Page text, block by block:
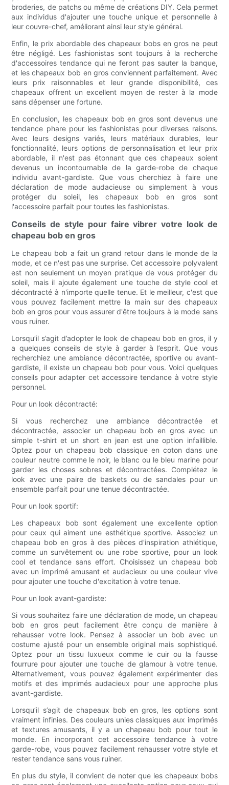
broderies, de patchs ou même de créations DIY. Cela permet
aux individus d'ajouter une touche unique et personnelle à
leur couvre-chef, améliorant ainsi leur style général.
Enfin, le prix abordable des chapeaux bobs en gros ne peut
être négligé. Les fashionistas sont toujours à la recherche
d'accessoires tendance qui ne feront pas sauter la banque,
et les chapeaux bob en gros conviennent parfaitement. Avec
leurs prix raisonnables et leur grande disponibilité, ces
chapeaux offrent un excellent moyen de rester à la mode
sans dépenser une fortune.
En conclusion, les chapeaux bob en gros sont devenus une
tendance phare pour les fashionistas pour diverses raisons.
Avec leurs designs variés, leurs matériaux durables, leur
fonctionnalité, leurs options de personnalisation et leur prix
abordable, il n'est pas étonnant que ces chapeaux soient
devenus un incontournable de la garde-robe de chaque
individu avant-gardiste. Que vous cherchiez à faire une
déclaration de mode audacieuse ou simplement à vous
protéger du soleil, les chapeaux bob en gros sont
l'accessoire parfait pour toutes les fashionistas.
Conseils de style pour faire vibrer votre look de
chapeau bob en gros
Le chapeau bob a fait un grand retour dans le monde de la
mode, et ce n'est pas une surprise. Cet accessoire polyvalent
est non seulement un moyen pratique de vous protéger du
soleil, mais il ajoute également une touche de style cool et
décontracté à n'importe quelle tenue. Et le meilleur, c'est que
vous pouvez facilement mettre la main sur des chapeaux
bob en gros pour vous assurer d'être toujours à la mode sans
vous ruiner.
Lorsqu’il s’agit d’adopter le look de chapeau bob en gros, il y
a quelques conseils de style à garder à l’esprit. Que vous
recherchiez une ambiance décontractée, sportive ou avant-
gardiste, il existe un chapeau bob pour vous. Voici quelques
conseils pour adapter cet accessoire tendance à votre style
personnel.
Pour un look décontracté:
Si vous recherchez une ambiance décontractée et
décontractée, associer un chapeau bob en gros avec un
simple t-shirt et un short en jean est une option infaillible.
Optez pour un chapeau bob classique en coton dans une
couleur neutre comme le noir, le blanc ou le bleu marine pour
garder les choses sobres et décontractées. Complétez le
look avec une paire de baskets ou de sandales pour un
ensemble parfait pour une tenue décontractée.
Pour un look sportif:
Les chapeaux bob sont également une excellente option
pour ceux qui aiment une esthétique sportive. Associez un
chapeau bob en gros à des pièces d'inspiration athlétique,
comme un survêtement ou une robe sportive, pour un look
cool et tendance sans effort. Choisissez un chapeau bob
avec un imprimé amusant et audacieux ou une couleur vive
pour ajouter une touche d'excitation à votre tenue.
Pour un look avant-gardiste:
Si vous souhaitez faire une déclaration de mode, un chapeau
bob en gros peut facilement être conçu de manière à
rehausser votre look. Pensez à associer un bob avec un
costume ajusté pour un ensemble original mais sophistiqué.
Optez pour un tissu luxueux comme le cuir ou la fausse
fourrure pour ajouter une touche de glamour à votre tenue.
Alternativement, vous pouvez également expérimenter des
motifs et des imprimés audacieux pour une approche plus
avant-gardiste.
Lorsqu’il s’agit de chapeaux bob en gros, les options sont
vraiment infinies. Des couleurs unies classiques aux imprimés
et textures amusants, il y a un chapeau bob pour tout le
monde. En incorporant cet accessoire tendance à votre
garde-robe, vous pouvez facilement rehausser votre style et
rester tendance sans vous ruiner.
En plus du style, il convient de noter que les chapeaux bobs